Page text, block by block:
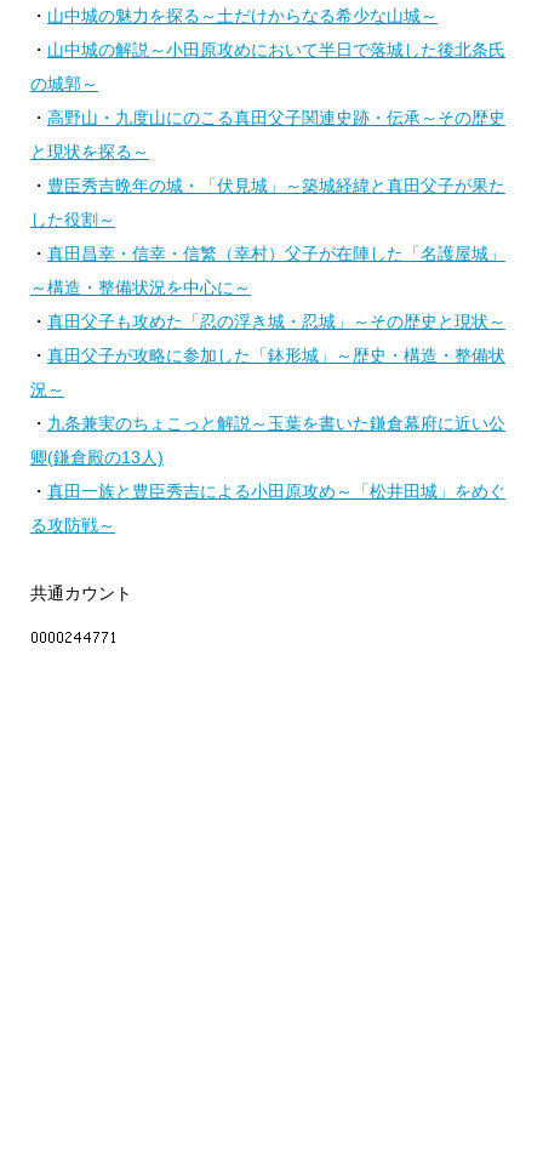
・ 山中城の魅力を探る～土だけからなる希少な山城～
・ 山中城の解説～小田原攻めにおいて半日で落城した後北条氏
の城郭～
・ 高野山・九度山にのこる真田父子関連史跡・伝承～その歴史
と現状を探る～
・ 豊臣秀吉晩年の城・「伏見城」～築城経緯と真田父子が果た
した役割～
・ 真田昌幸・信幸・信繁（幸村）父子が在陣した「名護屋城」
～構造・整備状況を中心に～
・ 真田父子も攻めた「忍の浮き城・忍城」～その歴史と現状～
・ 真田父子が攻略に参加した「鉢形城」～歴史・構造・整備状
況～
・ 九条兼実のちょこっと解説～玉葉を書いた鎌倉幕府に近い公
卿(鎌倉殿の13人)
・ 真田一族と豊臣秀吉による小田原攻め～「松井田城」をめぐ
る攻防戦～
共通カウント